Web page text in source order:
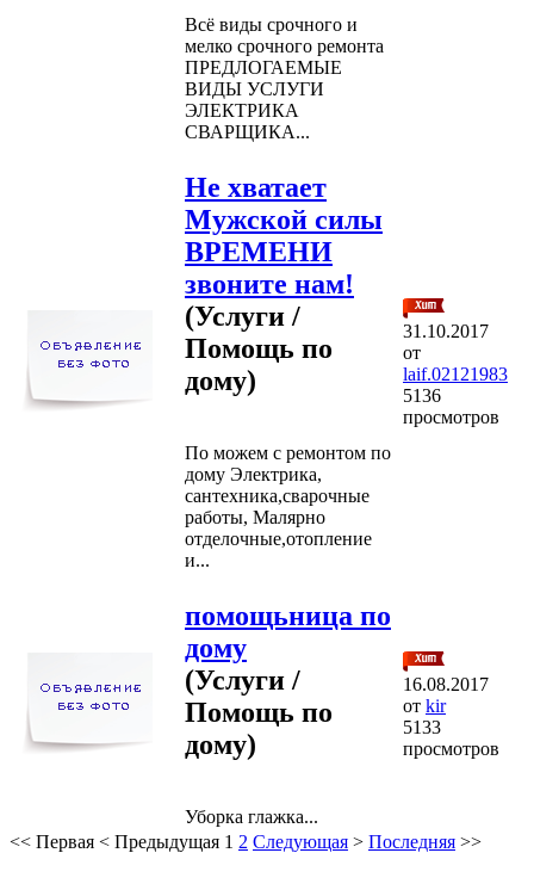
Всё виды срочного и
мелко срочного ремонта
ПРЕДЛОГАЕМЫЕ
ВИДЫ УСЛУГИ
ЭЛЕКТРИКА
СВАРЩИКА...
Не хватает
Мужской силы
ВРЕМЕНИ
звоните нам!
(Услуги /
Помощь по
дому)
По можем с ремонтом по
дому Электрика,
сантехника,сварочные
работы, Малярно
отделочные,отопление
и...
31.10.2017
от
laif.02121983
5136
просмотров
помощьница по
дому
(Услуги /
Помощь по
дому)
Уборка глажка...
16.08.2017
от kir
5133
просмотров
<< Первая < Предыдущая 1 2 Следующая > Последняя >>